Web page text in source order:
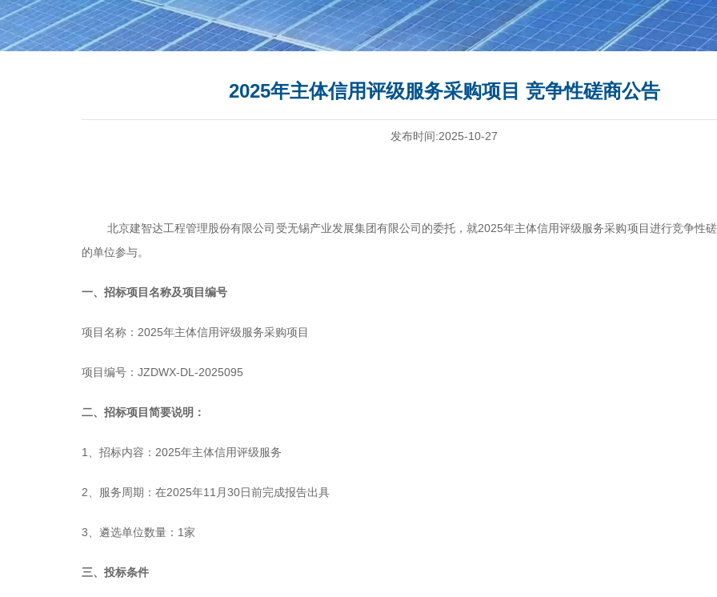
2025年主体信用评级服务采购项目 竞争性磋商公告
发布时间:2025-10-27
北京建智达工程管理股份有限公司受无锡产业发展集团有限公司的委托，就2025年主体信用评级服务采购项目进行竞争性
的单位参与。
一、招标项目名称及项目编号
项目名称： 2025年主体信用评级服务采购项目
项目编号： JZDWX-DL-2025095
二、招标项目简要说明：
1、招标内容： 2025年主体信用评级服务
2、服务周期：在2025年11月30日前完成报告出具
3、遴选单位数量： 1家
三、投标条件